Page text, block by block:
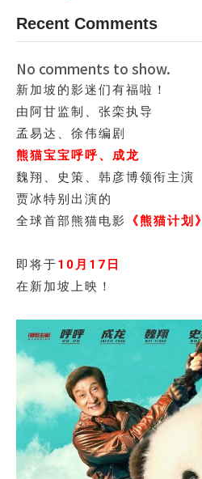
Recent Comments
No comments to show.
新加坡的影迷们有福啦！
由阿甘监制、张栾执导
孟易达、徐伟编剧
熊猫宝宝呼呼、成龙
魏翔、史策、韩彦博领衔主演
贾冰特别出演的
全球首部熊猫电影 《熊猫计划》
即将于10月17日
在新加坡上映！